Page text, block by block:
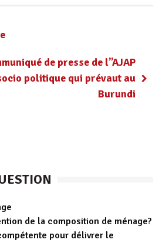
de presse de l’’AJAP
politique qui prévaut au
Burundi
de la composition de ménage?
pour délivrer le